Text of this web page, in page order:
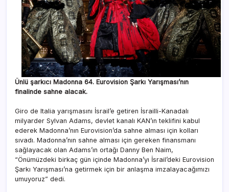
Ünlü şarkıcı Madonna 64. Eurovision Şarkı Yarışması’nın
finalinde sahne alacak.
Giro de Italia yarışmasını İsrail’e getiren İsrailli-Kanadalı
milyarder Sylvan Adams, devlet kanalı KAN’ın teklifini kabul
ederek Madonna’nın Eurovision’da sahne alması için kolları
sıvadı. Madonna’nın sahne alması için gereken finansmanı
sağlayacak olan Adams’ın ortağı Danny Ben Naim,
“Önümüzdeki birkaç gün içinde Madonna’yı İsrail’deki Eurovision
Şarkı Yarışması’na getirmek için bir anlaşma imzalayacağımızı
umuyoruz” dedi.